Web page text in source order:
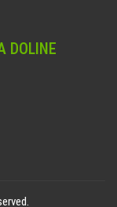
DOLINE